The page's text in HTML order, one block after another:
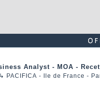
Analyst - MOA -
↳ PACIFICA - Ile de France -